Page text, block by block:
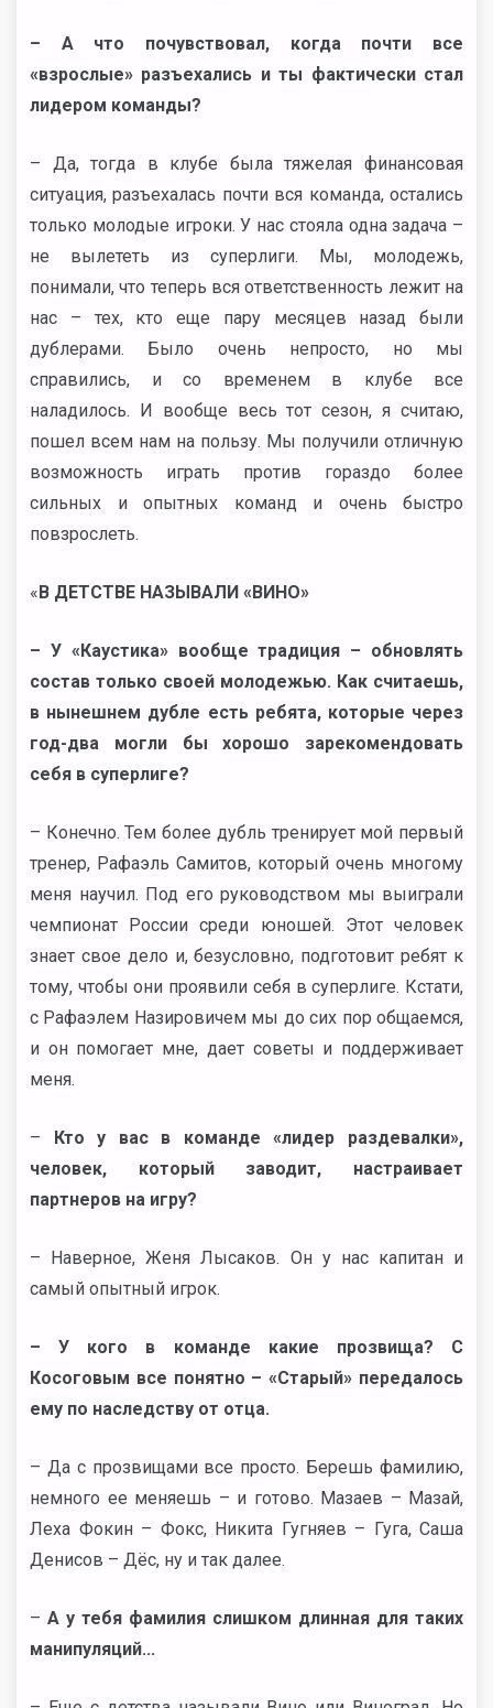
– А что почувствовал, когда почти все
«взрослые» разъехались и ты фактически стал
лидером команды?
– Да, тогда в клубе была тяжелая финансовая
ситуация, разъехалась почти вся команда, остались
только молодые игроки. У нас стояла одна задача –
не вылететь из суперлиги. Мы, молодежь,
понимали, что теперь вся ответственность лежит на
нас – тех, кто еще пару месяцев назад были
дублерами. Было очень непросто, но мы
справились, и со временем в клубе все
наладилось. И вообще весь тот сезон, я считаю,
пошел всем нам на пользу. Мы получили отличную
возможность играть против гораздо более
сильных и опытных команд и очень быстро
повзрослеть.
«В ДЕТСТВЕ НАЗЫВАЛИ «ВИНО»
– У «Каустика» вообще традиция – обновлять
состав только своей молодежью. Как считаешь,
в нынешнем дубле есть ребята, которые через
год-два могли бы хорошо зарекомендовать
себя в суперлиге?
– Конечно. Тем более дубль тренирует мой первый
тренер, Рафаэль Самитов, который очень многому
меня научил. Под его руководством мы выиграли
чемпионат России среди юношей. Этот человек
знает свое дело и, безусловно, подготовит ребят к
тому, чтобы они проявили себя в суперлиге. Кстати,
с Рафаэлем Назировичем мы до сих пор общаемся,
и он помогает мне, дает советы и поддерживает
меня.
– Кто у вас в команде «лидер раздевалки»,
человек, который заводит, настраивает
партнеров на игру?
– Наверное, Женя Лысаков. Он у нас капитан и
самый опытный игрок.
– У кого в команде какие прозвища? С
Косоговым все понятно – «Старый» передалось
ему по наследству от отца.
– Да с прозвищами все просто. Берешь фамилию,
немного ее меняешь – и готово. Мазаев – Мазай,
Леха Фокин – Фокс, Никита Гугняев – Гуга, Саша
Денисов – Дёс, ну и так далее.
– А у тебя фамилия слишком длинная для таких
манипуляций...